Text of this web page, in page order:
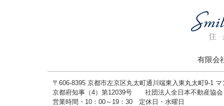
有限会
〒606-8395 京都市左京区丸太町通川端東入東丸太町9-1
京都府知事（4）第12039号 社団法人全日本不動産協会
営業時間・10：00～19：30 定休日・水曜日